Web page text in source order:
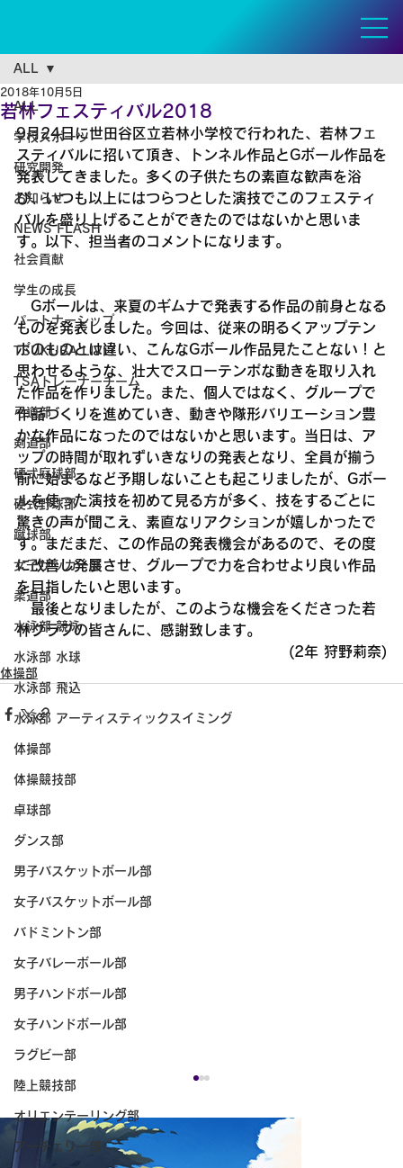
ALL
学校スポーツ
研究開発
お知らせ
NEWS FLASH
社会貢献
学生の成長
パートナーシップ
TSUKUBA LIVE!
TSAトレーナーチーム
弓道部
剣道部
硬式庭球部
硬式野球部
蹴球部
女子サッカー部
柔道部
水泳部 競泳
水泳部 水球
水泳部 飛込
水泳部 アーティスティックスイミング
体操部
体操競技部
卓球部
ダンス部
男子バスケットボール部
女子バスケットボール部
バドミントン部
女子バレーボール部
男子ハンドボール部
女子ハンドボール部
ラグビー部
陸上競技部
オリエンテーリング部
アーチェリー部
ALL
若林フェスティバル2018
2018年10月5日
9月24日に世田谷区立若林小学校で行われた、若林フェ
スティバルに招いて頂き、トンネル作品とGボール作品を
発表してきました。多くの子供たちの素直な歓声を浴
び、いつも以上にはつらつとした演技でこのフェスティ
バルを盛り上げることができたのではないかと思いま
す。以下、担当者のコメントになります。
Gボールは、来夏のギムナで発表する作品の前身となる
ものを発表しました。今回は、従来の明るくアップテン
ポのものとは違い、こんなGボール作品見たことない！と
思わせるような、壮大でスローテンポな動きを取り入れ
た作品を作りました。また、個人ではなく、グループで
作品づくりを進めていき、動きや隊形バリエーション豊
かな作品になったのではないかと思います。当日は、ア
ップの時間が取れずいきなりの発表となり、全員が揃う
前に始まるなど予期しないことも起こりましたが、Gボー
ルを使った演技を初めて見る方が多く、技をするごとに
驚きの声が聞こえ、素直なリアクションが嬉しかったで
す。まだまだ、この作品の発表機会があるので、その度
に改善し発展させ、グループで力を合わせより良い作品
を目指したいと思います。
最後となりましたが、このような機会をくださった若
林クラブの皆さんに、感謝致します。
(2年 狩野莉奈)
体操部